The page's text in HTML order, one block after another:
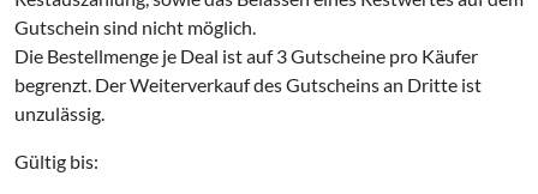
Gutschein sind nicht möglich.
Die Bestellmenge je Deal ist auf 3 Gutscheine pro Käufer
begrenzt. Der Weiterverkauf des Gutscheins an Dritte ist
unzulässig.
Gültig bis: